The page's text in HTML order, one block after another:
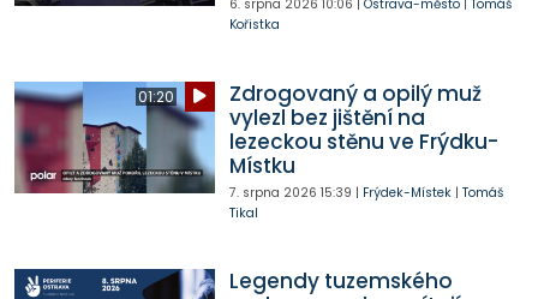
6. srpna 2026 10:06 | Ostrava-město| Tomáš
Kořistka
01:20
Zdrogovaný a opilý muž
vylezl bez jištění na
lezeckou stěnu ve Frýdku-
Místku
7. srpna 2026 15:39 | Frýdek-Místek| Tomáš
Tikal
Legendy tuzemského